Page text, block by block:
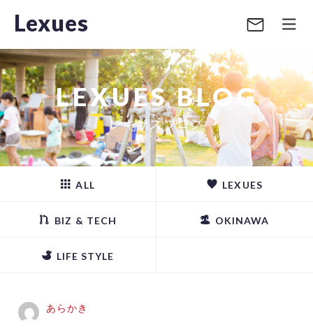
Lexues
LEXUES BLOG
レキサスブログ
ALL LEXUES
BIZ & TECH OKINAWA
LIFE STYLE
あらかき